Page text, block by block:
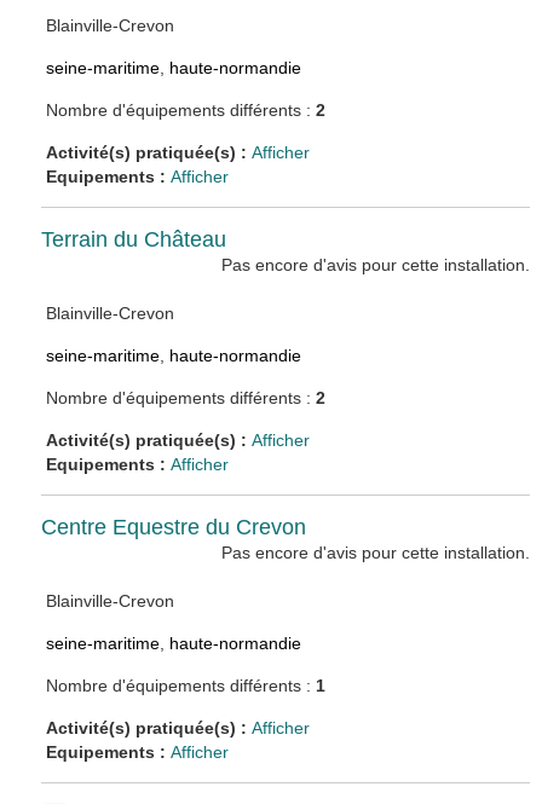
Blainville-Crevon
seine-maritime haute-normandie
Nombre d'équipements différents :2
Activité(s) pratiquée(s) :Afficher
Equipements :Afficher
Terrain du Château
Pas encore d'avis pour cette installation.
Blainville-Crevon
seine-maritime haute-normandie
Nombre d'équipements différents :2
Activité(s) pratiquée(s) :Afficher
Equipements :Afficher
Centre Equestre du Crevon
Pas encore d'avis pour cette installation.
Blainville-Crevon
seine-maritime haute-normandie
Nombre d'équipements différents : 1
Activité(s) pratiquée(s) :Afficher
Equipements :Afficher